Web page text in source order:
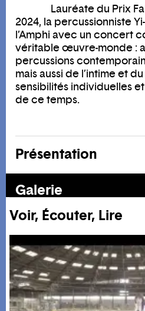
Lauréate du Prix
2024, la percussionniste
l’Amphi avec un concert
véritable œuvre-monde :
percussions
mais aussi de l’intime et
sensibilités individuelles
de ce temps.
Présentation
Galerie
Voir, Écouter, Lire